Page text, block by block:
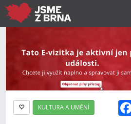
KULTURA A UMĚNÍ